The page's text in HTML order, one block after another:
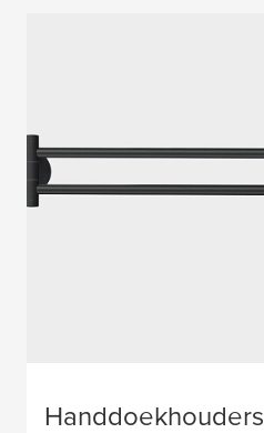
Handdoekhouders